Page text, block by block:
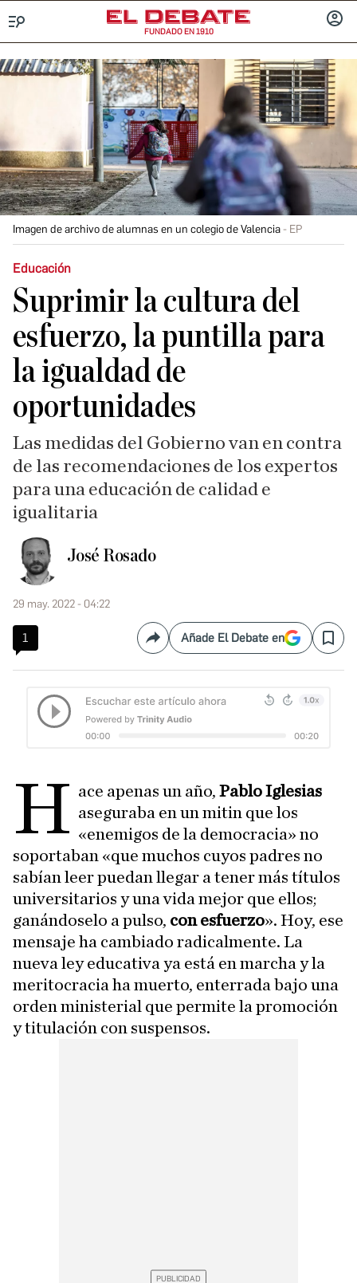
FUNDADO EN 1910
Imagen de archivo de alumnas en un colegio de Valencia EP
Educación
Suprimir la cultura del
esfuerzo, la puntilla para
la igualdad de
oportunidades
Las medidas del Gobierno van en contra
de las recomendaciones de los expertos
para una educación de calidad e
igualitaria
José Rosado
29 may. 2022 - 04:22
1 CompartirAñade El Debate en Save
H ace apenas un año,Pablo Iglesias
aseguraba en un mitin que los
«enemigos de la democracia» no
soportaban «que muchos cuyos padres no
sabían leer puedan llegar a tener más títulos
universitarios y una vida mejor que ellos;
ganándoselo a pulso, con esfuerzo». Hoy, ese
mensaje ha cambiado radicalmente. La
nueva ley educativa ya está en marcha y la
meritocracia ha muerto, enterrada bajo una
orden ministerial que permite la promoción
y titulación con suspensos.